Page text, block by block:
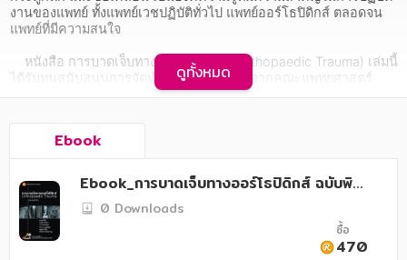
สังคม วัฒนธรรม การปกครอง ศาสนาและปรัชญา
ศาสนา และปรัชญา
การเงิน การลงทุน บริหาร
ครอบครัว
วรรณกรรม
งานของแพทย์ ทั้งแพทย์เวชปฏิบัติทั่วไป แพทย์ออร์โธปิดิกส์ ตลอดจน
แพทย์ที่มีความสนใจ
หนังสือ การบาดเจ็บทางออร์โธปิดิกส์ (Orthopaedic Trauma) เล่มนี้
ได้รับทุนสนับสนุนการจัดทำผลงานวิชาการ จากคณะแพทยศาสตร์
มหาวิทยาลัยธรรมศาสตร์ ประจำปี 2562 จัดเป็นหนังสือคู่มือและเป็น
สมัย และลดภาวะแทรกซ้อนที่จะเกิดขึ้นได้ ทั้งนี้รูปที่ใช้ในหนังสือเล่มนี้
ดูทั้งหมด
Ebook
Ebook_การบาดเจ็บทางออร์โธปิดิกส์ ฉบับพิม
พ์ครั้งที่ 2
0 Downloads
ซื้อ
470